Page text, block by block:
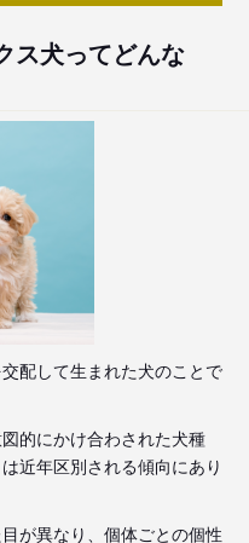
ス犬ってどんな
配して生まれた犬のことで
的にかけ合わされた犬種
近年区別される傾向にあり
が異なり、個体ごとの個性